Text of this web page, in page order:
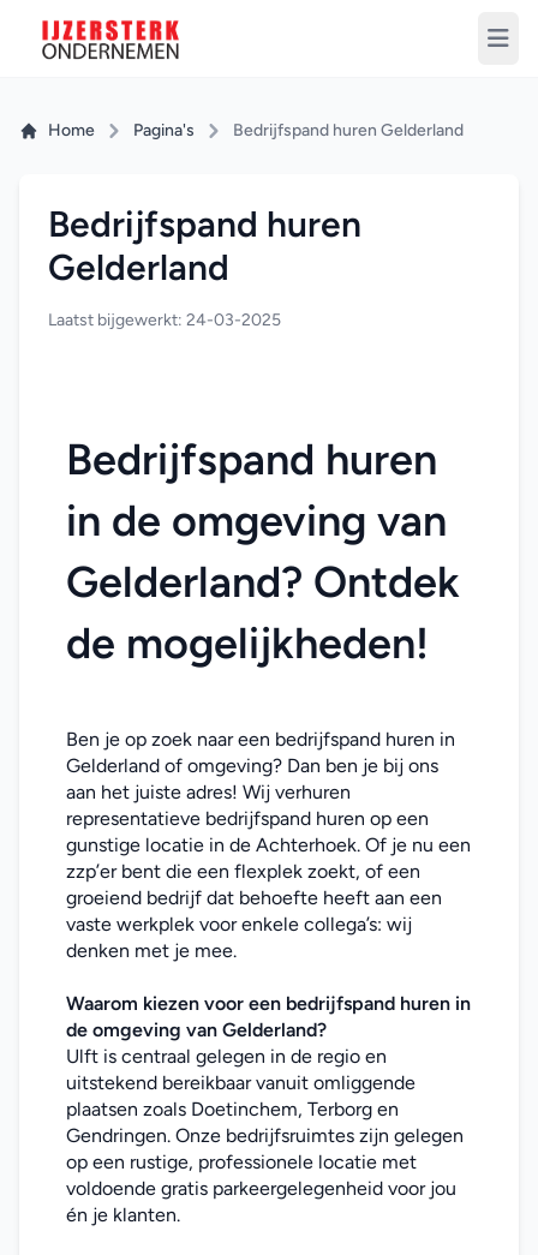
Home Pagina's Bedrijfspand huren Gelderland
Bedrijfspand huren
Gelderland
Laatst bijgewerkt: 24-03-2025
Bedrijfspand huren
in de omgeving van
Gelderland? Ontdek
de mogelijkheden!
Ben je op zoek naar een bedrijfspand huren in
Gelderland of omgeving? Dan ben je bij ons
aan het juiste adres! Wij verhuren
representatieve bedrijfspand huren op een
gunstige locatie in de Achterhoek. Of je nu een
zzp’er bent die een flexplek zoekt, of een
groeiend bedrijf dat behoefte heeft aan een
vaste werkplek voor enkele collega’s: wij
denken met je mee.
Waarom kiezen voor een bedrijfspand huren in
de omgeving van Gelderland?
Ulft is centraal gelegen in de regio en
uitstekend bereikbaar vanuit omliggende
plaatsen zoals Doetinchem, Terborg en
Gendringen. Onze bedrijfsruimtes zijn gelegen
op een rustige, professionele locatie met
voldoende gratis parkeergelegenheid voor jou
én je klanten.